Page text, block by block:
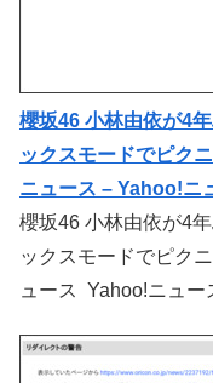
櫻坂46 小林由依が4
ックスモードでピク
ニュース – Yahoo!ニ
櫻坂46 小林由依が4
ックスモードでピク
ュース Yahoo!ニュ